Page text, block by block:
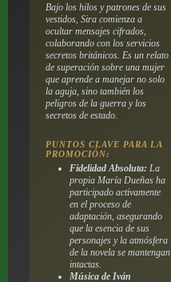
Bajo los hilos y patrones de sus
vestidos, Sira comienza a
ocultar mensajes cifrados,
colaborando con los servicios
secretos británicos. Es un relato
de superación sobre una mujer
que aprende a manejar no solo
la aguja, sino también los
peligros de la guerra y los
secretos de estado.
PUNTOS CLAVE PARA LA
PROMOCIÓN:
Fidelidad Absoluta: La
propia María Dueñas ha
participado activamente
en el proceso de
adaptación, asegurando
que la esencia de sus
personajes y la atmósfera
de la novela se mantengan
intactas.
Música de Iván